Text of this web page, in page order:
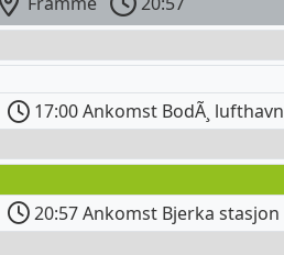
17:00 Ankomst BodÃ¸ lufthavn
20:57 Ankomst Bjerka stasjon